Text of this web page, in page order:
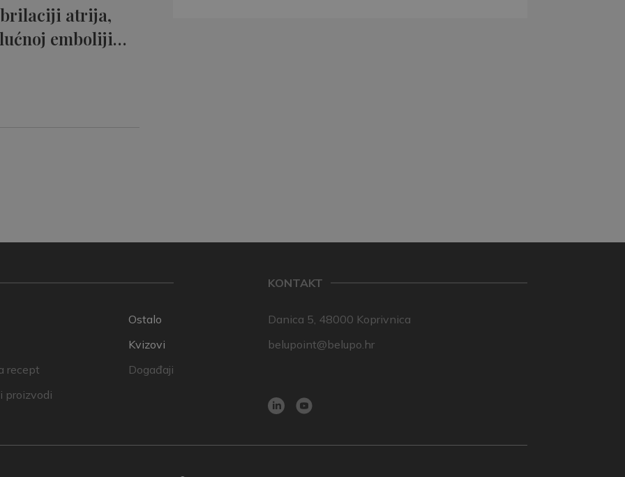
atrija,
emboliji…
recept
proizvodi
Ostalo
Kvizovi
Događaji
KONTAKT
Danica 5, 48000 Koprivnica
belupoint@belupo.hr